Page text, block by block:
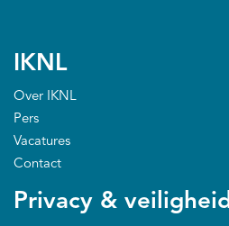
IKNL
Over IKNL
Pers
Vacatures
Contact
Privacy & veiligheid